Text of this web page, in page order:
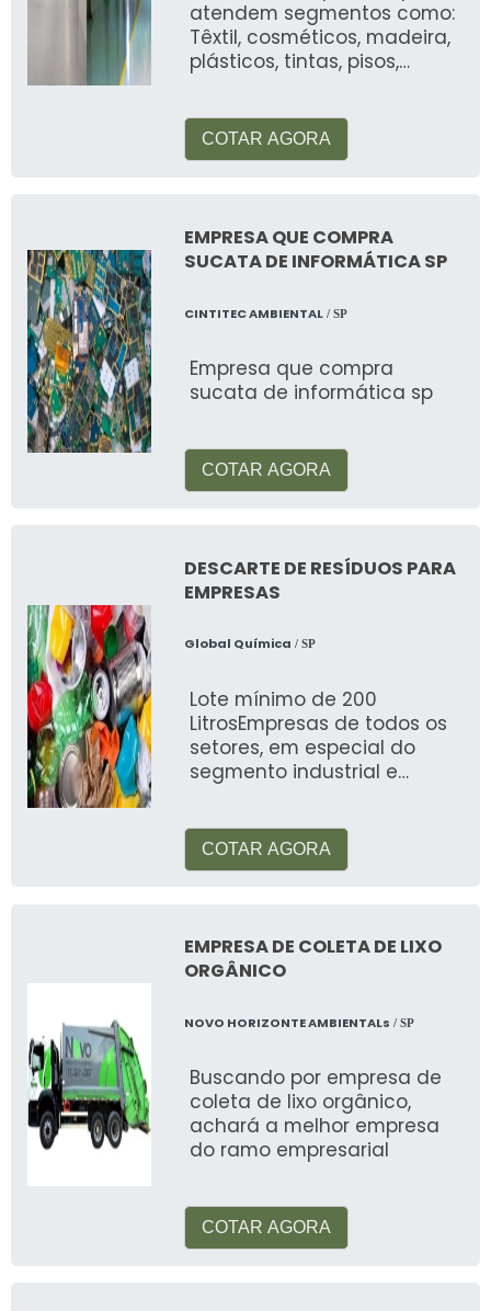
reciclagem, acessenosso site.
Veja mais: Reciclagem de Baterias.
atendem segmentos como:
Têxtil, cosméticos, madeira,
plásticos, tintas, pisos,
COTAR AGORA
EMPRESA QUE COMPRA
SUCATA DE INFORMÁTICA SP
CINTITEC AMBIENTAL/ SP
Empresa que compra
sucata de informática sp
COTAR AGORA
DESCARTE DE RESÍDUOS PARA
EMPRESAS
Global Química / SP
Lote mínimo de 200
LitrosEmpresas de todos os
setores, em especial do
segmento industrial e
COTAR AGORA
EMPRESA DE COLETA DE LIXO
ORGÂNICO
NOVO HORIZONTE AMBIENTALs / SP
Buscando por empresa de
coleta de lixo orgânico,
achará a melhor empresa
do ramo empresarial
COTAR AGORA